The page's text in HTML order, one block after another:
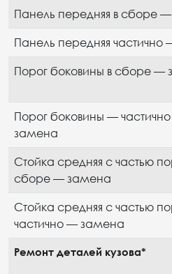
Панель передняя в сборе
Панель передняя
Порог боковины в сборе —
Порог боковины —
замена
Стойка средняя с частью
сборе — замена
Стойка средняя с частью
частично — замена
Ремонт деталей кузова*